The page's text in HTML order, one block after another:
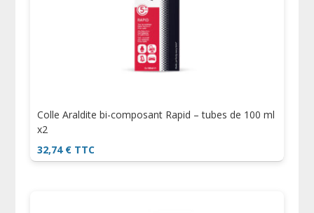
Colle Araldite bi-composant Rapid – tubes de 100 ml
x2
32,74 € TTC